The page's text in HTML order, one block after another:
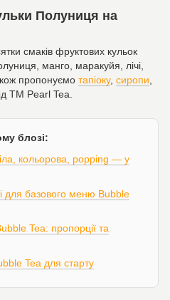
Полуниця на
смаків фруктових кульок
манго, маракуйя, лічі,
пропонуємо тапіоку, сиропи,
ТМ Pearl Tea.
блозі:
кольорова, popping — у
для базового меню Bubble
Tea: пропорції та
Tea для старту